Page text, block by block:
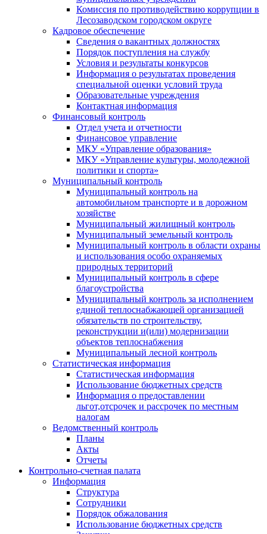
Комиссия по противодействию коррупции в
Лесозаводском городском округе
Кадровое обеспечение
Сведения о вакантных должностях
Порядок поступления на службу
Условия и результаты конкурсов
Информация о результатах проведения
специальной оценки условий труда
Образовательные учреждения
Контактная информация
Финансовый контроль
Отдел учета и отчетности
Финансовое управление
МКУ «Управление образования»
МКУ «Управление культуры, молодежной
политики и спорта»
Муниципальный контроль
Муниципальный контроль на
автомобильном транспорте и в дорожном
хозяйстве
Муниципальный жилищный контроль
Муниципальный земельный контроль
Муниципальный контроль в области охраны
и использования особо охраняемых
природных территорий
Муниципальный контроль в сфере
благоустройства
Муниципальный контроль за исполнением
единой теплоснабжающей организацией
обязательств по строительству,
реконструкции и(или) модернизации
объектов теплоснабжения
Муниципальный лесной контроль
Статистическая информация
Статистическая информация
Использование бюджетных средств
Информация о предоставлении
льгот,отсрочек и рассрочек по местным
налогам
Ведомственный контроль
Планы
Акты
Отчеты
Контрольно-счетная палата
Информация
Структура
Сотрудники
Порядок обжалования
Использование бюджетных средств